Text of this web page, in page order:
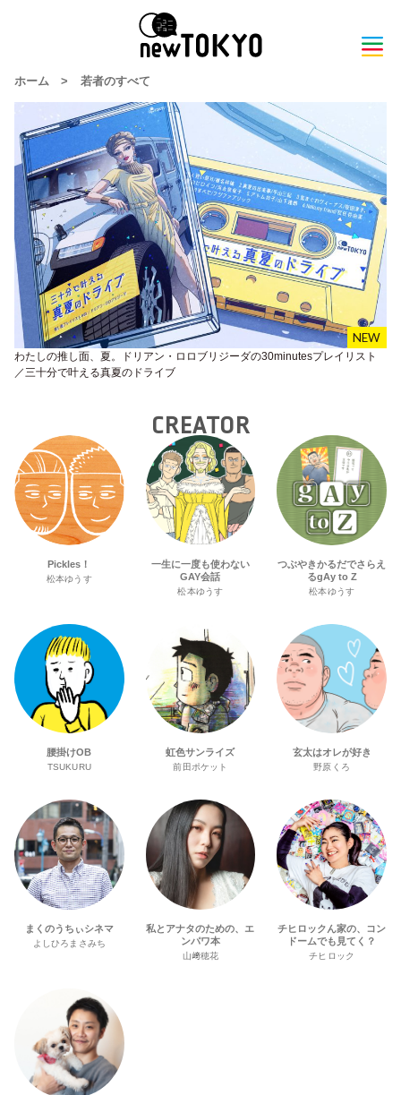
ホーム > 若者のすべて
わたしの推し面、夏。ドリアン・ロロブリジーダの30minutesプレイリスト
／三十分で叶える真夏のドライブ
CREATOR
Pickles！
松本ゆうす
一生に一度も使わない
GAY会話
松本ゆうす
つぶやきかるだでさらえ
るgAy to Z
松本ゆうす
腰掛けOB
TSUKURU
虹色サンライズ
前田ポケット
玄太はオレが好き
野原くろ
まくのうちぃシネマ
よしひろまさみち
私とアナタのための、エ
ンパワ本
山﨑穂花
チヒロックん家の、コン
ドームでも見てく？
チヒロック